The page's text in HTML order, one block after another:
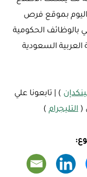
اليوم بموقع فرص
بالوظائف الحكومية
السعودية
) | تابعونا علي
( التليجرام )